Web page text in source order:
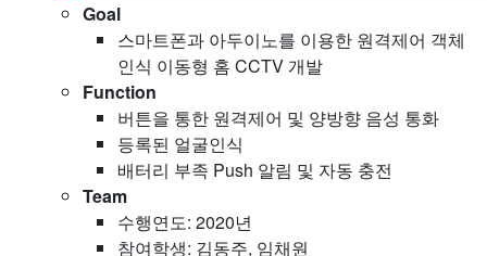
Goal
스마트폰과 아두이노를 이용한 원격제어 객체
인식 이동형 홈 CCTV 개발
Function
버튼을 통한 원격제어 및 양방향 음성 통화
등록된 얼굴인식
배터리 부족 Push 알림 및 자동 충전
Team
수행연도: 2020년
참여학생: 김동주, 임채원